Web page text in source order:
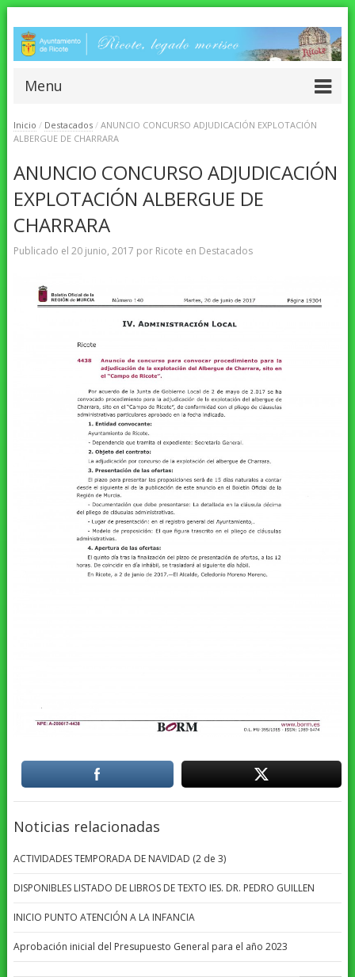
Menu
Inicio / Destacados / ANUNCIO CONCURSO ADJUDICACIÓN EXPLOTACIÓN
ALBERGUE DE CHARRARA
ANUNCIO CONCURSO ADJUDICACIÓN
EXPLOTACIÓN ALBERGUE DE
CHARRARA
Publicado el 20 junio, 2017 por Ricote en Destacados
Noticias relacionadas
ACTIVIDADES TEMPORADA DE NAVIDAD (2 de 3)
DISPONIBLES LISTADO DE LIBROS DE TEXTO IES. DR. PEDRO GUILLEN
INICIO PUNTO ATENCIÓN A LA INFANCIA
Aprobación inicial del Presupuesto General para el año 2023